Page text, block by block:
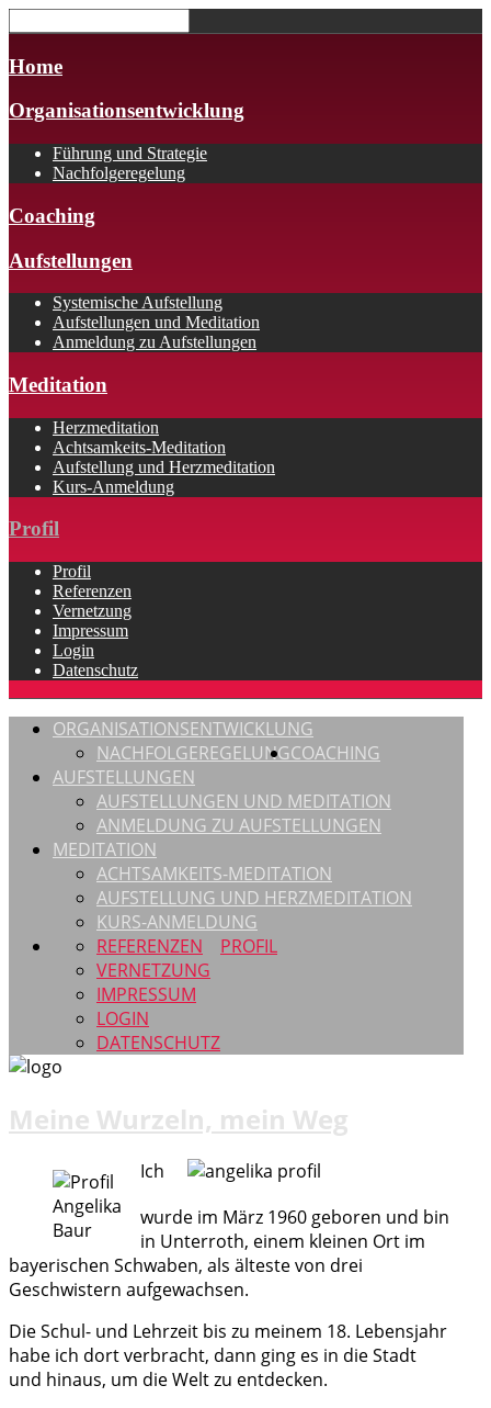
Home
Organisationsentwicklung
Führung und Strategie
Nachfolgeregelung
Coaching
Aufstellungen
Systemische Aufstellung
Aufstellungen und Meditation
Anmeldung zu Aufstellungen
Meditation
Herzmeditation
Achtsamkeits-Meditation
Aufstellung und Herzmeditation
Kurs-Anmeldung
Profil
Profil
Referenzen
Vernetzung
Impressum
Login
Datenschutz
ORGANISATIONSENTWICKLUNG
NACHFOLGEREGELUNGCOACHING
AUFSTELLUNGEN
AUFSTELLUNGEN UND MEDITATION
ANMELDUNG ZU AUFSTELLUNGEN
MEDITATION
ACHTSAMKEITS-MEDITATION
AUFSTELLUNG UND HERZMEDITATION
KURS-ANMELDUNG
PROFIL
REFERENZEN
VERNETZUNG
IMPRESSUM
LOGIN
DATENSCHUTZ
Meine Wurzeln, mein Weg
Ich
wurde im März 1960 geboren und bin
in Unterroth, einem kleinen Ort im
bayerischen Schwaben, als älteste von drei
Geschwistern aufgewachsen.
Die Schul- und Lehrzeit bis zu meinem 18. Lebensjahr
habe ich dort verbracht, dann ging es in die Stadt
und hinaus, um die Welt zu entdecken.